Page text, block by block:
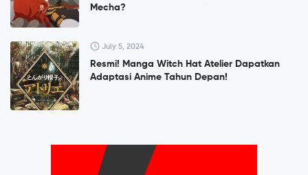
Mecha?
July 5, 2024
Resmi! Manga Witch Hat Atelier Dapatkan
Adaptasi Anime Tahun Depan!